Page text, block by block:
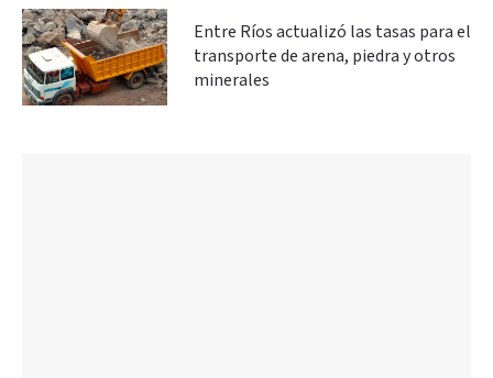
Entre Ríos actualizó las tasas para el
transporte de arena, piedra y otros
minerales